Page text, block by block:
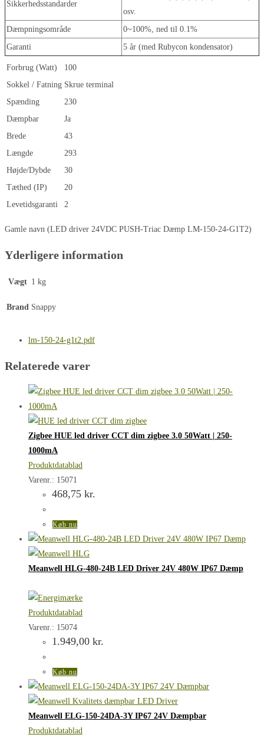
Sikkerhedsstandarder
osv.
Dæmpningsområde
0~100%, ned til 0.1%
Garanti
5 år (med Rubycon kondensator)
Forbrug (Watt)
100
Sokkel / Fatning Skrue terminal
Spænding
230
Dæmpbar
Ja
Brede
43
Længde
293
Højde/Dybde
30
Tæthed (IP)
20
Levetidsgaranti
2
Gamle navn (LED driver 24VDC PUSH-Triac Dæmp LM-150-24-G1T2)
Yderligere information
Vægt 1 kg
Brand Snappy
lm-150-24-g1t2.pdf
Relaterede varer
Zigbee HUE led driver CCT dim zigbee 3.0 50Watt | 250-
1000mA
Produktdatablad
Varenr.: 15071
468,75 kr.
Køb nu
Meanwell HLG-480-24B LED Driver 24V 480W IP67 Dæmp
Produktdatablad
Varenr.: 15074
1.949,00 kr.
Køb nu
Meanwell ELG-150-24DA-3Y IP67 24V Dæmpbar
Produktdatablad